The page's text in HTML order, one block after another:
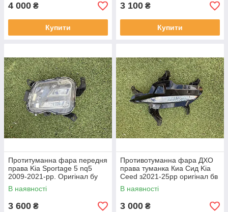
4 000 ₴
Купити
3 100 ₴
Купити
Протитуманна фара передня
права Kia Sportage 5 nq5
2009-2021-рр. Оригінал бу
92202R2000 проклеєна
тріщина скла в непомітному
місці
В наявності
3 600 ₴
Противотуманна фара ДХО
права туманка Киа Сид Kia
Ceed з2021-25рр оригінал бв
92207J7500 ціла
В наявності
3 000 ₴